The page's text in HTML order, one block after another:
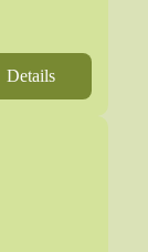
Details